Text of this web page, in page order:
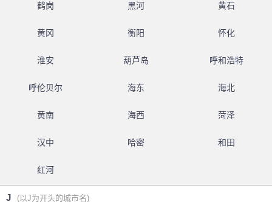
鹤岗 黑河 黄石
黄冈 衡阳 怀化
淮安 葫芦岛 呼和浩特
呼伦贝尔 海东 海北
黄南 海西 菏泽
汉中 哈密 和田
红河
J (以J为开头的城市名)